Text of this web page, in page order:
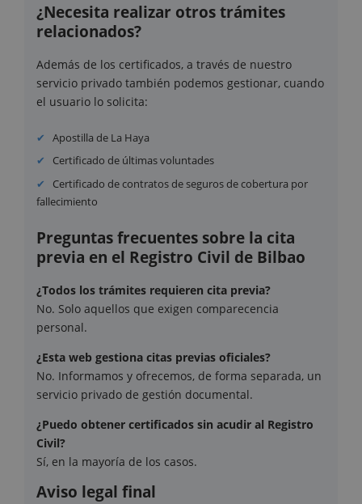
¿Necesita realizar otros trámites
relacionados?
Además de los certificados, a través de nuestro
servicio privado también podemos gestionar, cuando
el usuario lo solicita:
Apostilla de La Haya
Certificado de últimas voluntades
Certificado de contratos de seguros de cobertura por
fallecimiento
Preguntas frecuentes sobre la cita
previa en el Registro Civil de Bilbao
¿Todos los trámites requieren cita previa?
No. Solo aquellos que exigen comparecencia
personal.
¿Esta web gestiona citas previas oficiales?
No. Informamos y ofrecemos, de forma separada, un
servicio privado de gestión documental.
¿Puedo obtener certificados sin acudir al Registro
Civil?
Sí, en la mayoría de los casos.
Aviso legal final